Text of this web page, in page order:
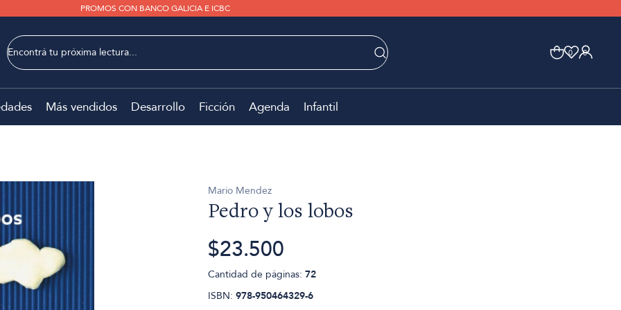
PROMOS CON BANCO GALICIA E ICBC
0 0
Más vendidos Desarrollo Ficción Agenda Infantil
Mario Mendez
Pedro y los lobos
$23.500
Cantidad de páginas: 72
ISBN: 978-950464329-6